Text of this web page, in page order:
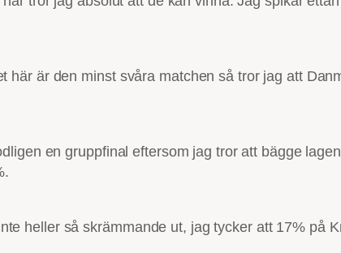
är den minst svåra matchen så tror jag att
en gruppfinal eftersom jag tror att bägge
heller så skrämmande ut, jag tycker att 17% på